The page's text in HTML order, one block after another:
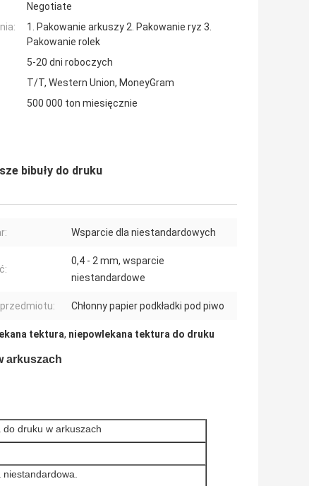
Negotiate
1. Pakowanie arkuszy 2. Pakowanie ryz 3.
Pakowanie rolek
5-20 dni roboczych
T/T, Western Union, MoneyGram
500 000 ton miesięcznie
bibuły do ​​druku
Wsparcie dla niestandardowych
0,4 - 2 mm, wsparcie
niestandardowe
Chłonny papier podkładki pod piwo
tektura, niepowlekana tektura do druku
arkuszach
do druku w arkuszach
niestandardowa.